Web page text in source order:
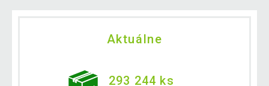
Aktuálne
293 244 ks